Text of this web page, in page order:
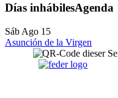
Días inhábilesAgenda
Sáb Ago 15
Asunción de la Virgen